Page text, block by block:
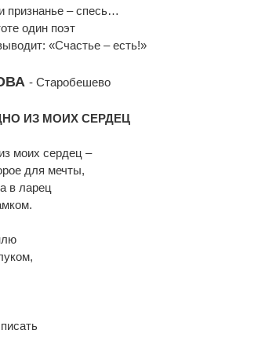
признанье – спесь…
один поэт
«Счастье – есть!»
- Старобешево
ИЗ МОИХ СЕРДЕЦ
моих сердец –
для мечты,
в ларец